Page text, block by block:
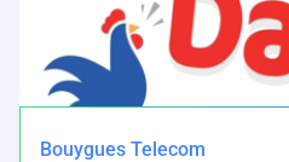
Bouygues Telecom